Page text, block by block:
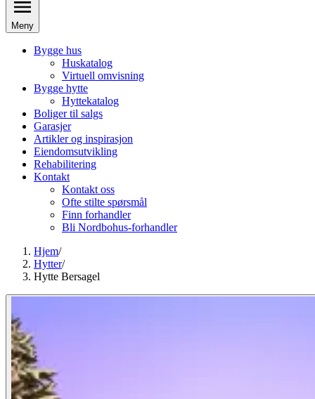
Meny
Bygge hus
Huskatalog
Virtuell omvisning
Bygge hytte
Hyttekatalog
Boliger til salgs
Garasjer
Artikler og inspirasjon
Eiendomsutvikling
Rehabilitering
Kontakt
Kontakt oss
Ofte stilte spørsmål
Finn forhandler
Bli Nordbohus-forhandler
Hjem/
Hytter/
Hytte Bersagel